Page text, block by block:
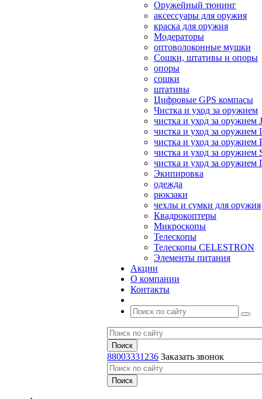
Оружейный тюнинг
аксессуары для оружия
краска для оружия
Модераторы
оптоволоконные мушки
Сошки, штативы и опоры
опоры
сошки
штативы
Цифровые GPS компасы
Чистка и уход за оружием
чистка и уход за оружием
чистка и уход за оружием
чистка и уход за оружием
чистка и уход за оружием
чистка и уход за
Экипировка
одежда
рюкзаки
чехлы и сумки для оружия
Квадрокоптеры
Микроскопы
Телескопы
Телескопы CELESTRON
Элементы питания
Акции
О компании
Контакты
88003331236 Заказать звонок